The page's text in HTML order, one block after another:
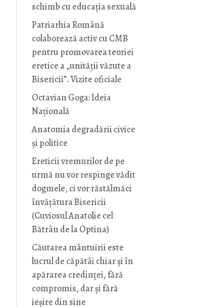
schimb cu educaţia sexuală
Patriarhia Română
colaborează activ cu CMB
pentru promovarea teoriei
eretice a „unității văzute a
Bisericii”. Vizite oficiale
Octavian Goga: Ideia
Naţională
Anatomia degradării civice
și politice
Ereticii vremurilor de pe
urmă nu vor respinge vădit
dogmele, ci vor răstălmăci
învățătura Bisericii
(Cuviosul Anatolie cel
Bătrân de la Optina)
Căutarea mântuirii este
lucrul de căpătâi chiar și în
apărarea credinței, fără
compromis, dar și fără
ieșire din sine